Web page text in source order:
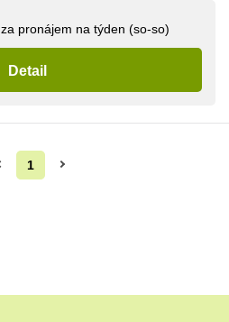
za pronájem na týden (so-so)
Detail
1